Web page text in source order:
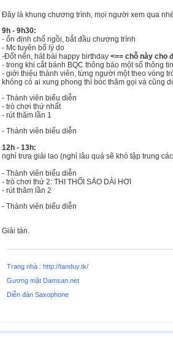
Đây là khung chương trình, mọi người xem qua
9h - 9h30:
- ổn định chổ ngồi, bắt đầu chương trình
- Mc tuyên bố lý do
-Đốt nến, hát bài happy birthday <== chỗ này cho
- trong khi cắt bánh BQC thông báo một số thông
- giới thiệu thành viên, từng người một theo vòng
không có ai xung phong thì bóc thăm gọi và cũng
- Thành viên biểu diễn
- trò chơi thứ nhất
- rút thăm lần 1
- Thành viên biểu diễn
12h - 13h:
nghỉ trưa giải lao (nghỉ lâu quá sẽ khó tập trung
- Thành viên biểu diễn
- trò chơi thứ 2: THI THỔI SÁO DÀI HƠI
- rút thăm lần 2
- Thành viên biểu diễn
Giải tán.
Trang nhà : http://tanduy.tk/
Gương mặt Damsan.net
Diễn đàn Saxophone